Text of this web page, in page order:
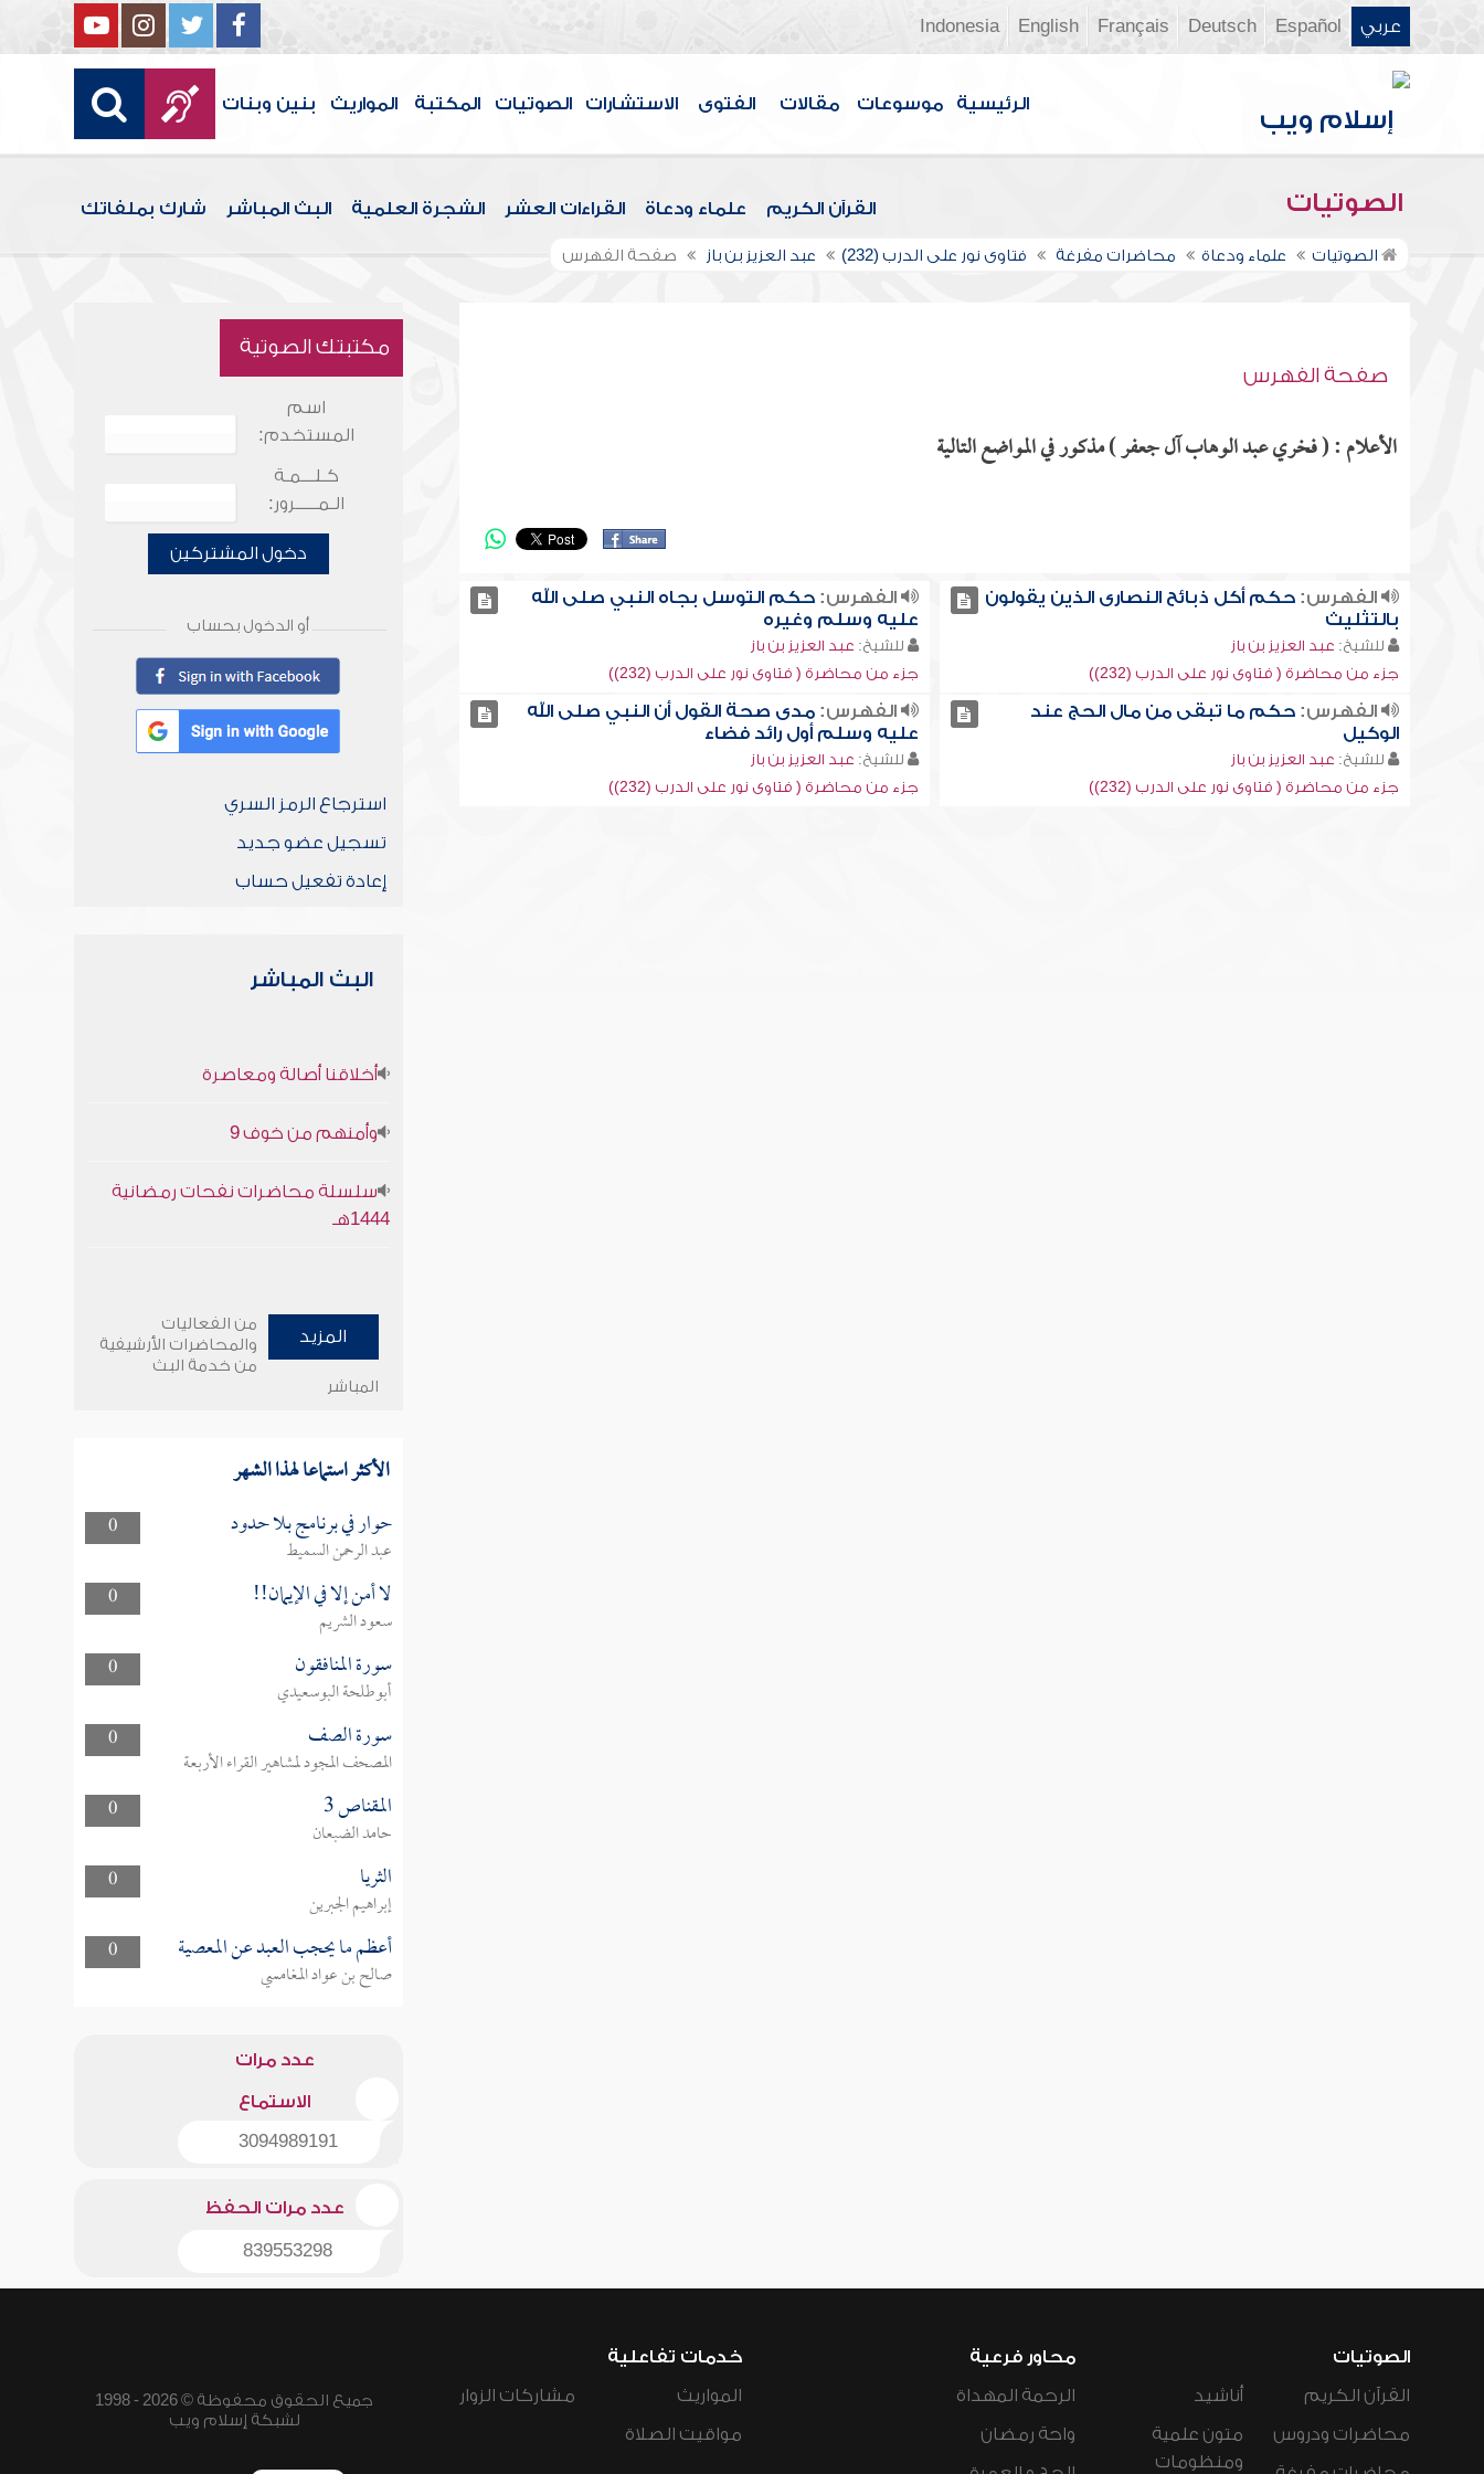
عربي Español
Deutsch
Français
English
Indonesia
الرئيسية موسوعات مقالات الفتوى الاستشارات الصوتيات المكتبة المواريث بنين وبنات
الصوتيات القرآن الكريم علماء ودعاة القراءات العشر الشجرة العلمية البث المباشر شارك بملفاتك
الصوتيات علماء ودعاة محاضرات مفرغة فتاوى نور على الدرب (232) عبد العزيز بن باز صفحة الفهرس
صفحة الفهرس
الأعلام : ( فخري عبد الوهاب آل جعفر ) مذكور في المواضع التالية
الفهرس:حكم أكل ذبائح النصارى الذين يقولون
بالتثليث
للشيخ: عبد العزيز بن باز
جزء من محاضرة ( فتاوى نور على الدرب (232))
الفهرس: حكم التوسل بجاه النبي صلى الله
عليه وسلم وغيره
للشيخ: عبد العزيز بن باز
جزء من محاضرة ( فتاوى نور على الدرب (232))
الفهرس:حكم ما تبقى من مال الحج عند
الوكيل
للشيخ: عبد العزيز بن باز
جزء من محاضرة ( فتاوى نور على الدرب (232))
الفهرس: مدى صحة القول أن النبي صلى الله
عليه وسلم أول رائد فضاء
للشيخ: عبد العزيز بن باز
جزء من محاضرة ( فتاوى نور على الدرب (232))
مكتبتك الصوتية
اسم
المستخدم:
كـلـــمـة
الـمـــــرور:
دخول المشتركين
أو الدخول بحساب
استرجاع الرمز السري
تسجيل عضو جديد
إعادة تفعيل حساب
البث المباشر
أخلاقنا أصالة ومعاصرة
وأمنهم من خوف 9
سلسلة محاضرات نفحات رمضانية
1444هـ
المزيد
من الفعاليات
والمحاضرات الأرشيفية
من خدمة البث
المباشر
الأكثر استماعا لهذا الشهر
0 حوار في برنامج بلا حدود
عبد الرحمن السميط
0
لا أمن إلا في الإيمان!!
سعود الشريم
0
سورة المنافقون
أبوطلحة البوسعيدي
0
سورة الصف
المصحف المجود لمشاهير القراء الأربعة
0
المقناص 3
حامد الضبعان
0
الثريا
إبراهيم الجبرين
0
أعظم ما يحجب العبد عن المعصية
صالح بن عواد المغامسي
عدد مرات
الاستماع
3094989191
عدد مرات الحفظ
839553298
الصوتيات
القرآن الكريم
محاضرات ودروس
أناشيد
متون علمية
ومنظومات
محاور فرعية
الرحمة المهداة
واحة رمضان
خدمات تفاعلية
المواريث
مواقيت الصلاة
مشاركات الزوار
جميع الحقوق محفوظة © 2026 - 1998
لشبكة إسلام ويب